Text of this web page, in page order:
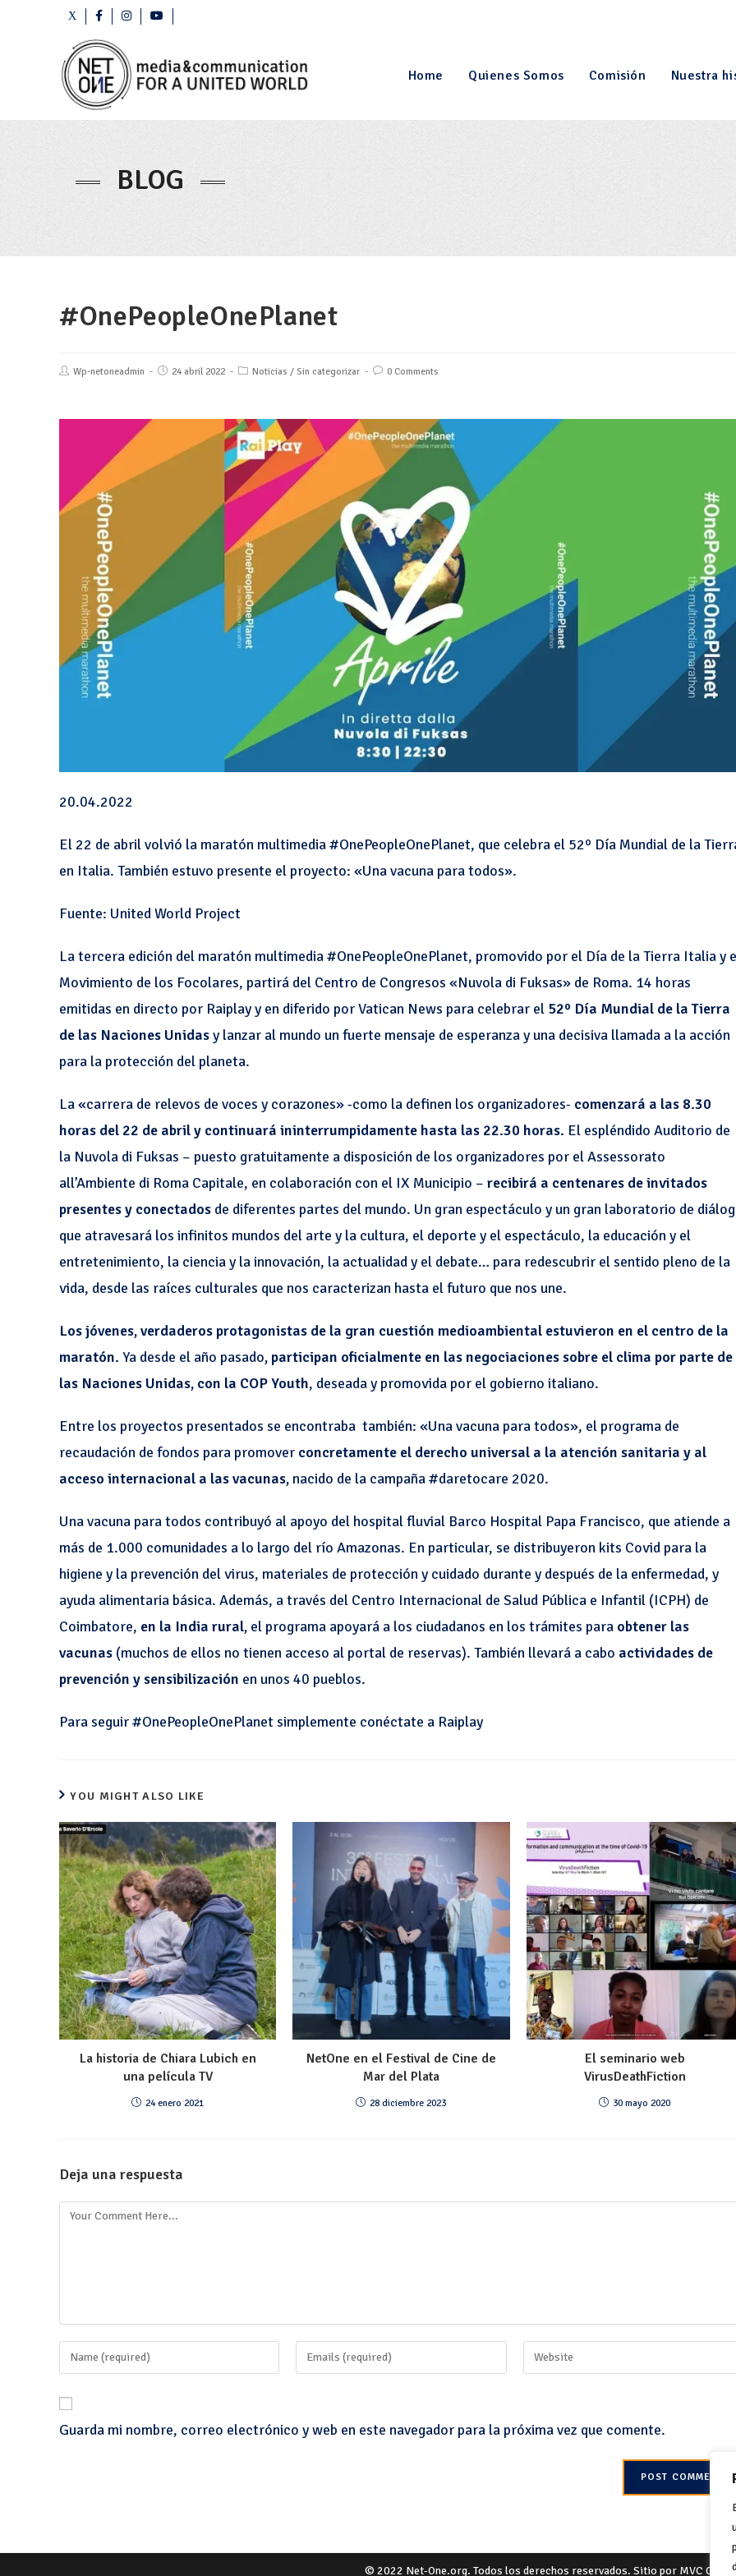
Home Quienes Somos Comisión Nuestra
BLOG
#OnePeopleOnePlanet
Wp-netoneadmin 24 abril 2022 Noticias / Sin categorizar 0 Comments
20.04.2022
El 22 de abril volvió la maratón multimedia #OnePeopleOnePlanet, que celebra el 52º Día Mundial de la
en Italia. También estuvo presente el proyecto: «Una vacuna para todos».
Fuente: United World Project
La tercera edición del maratón multimedia #OnePeopleOnePlanet, promovido por el Día de la Tierra Italia y
Movimiento de los Focolares, partirá del Centro de Congresos «Nuvola di Fuksas» de Roma. 14 horas
emitidas en directo por Raiplay y en diferido por Vatican News para celebrar el 52º Día Mundial de la Tierra
de las Naciones Unidasy lanzar al mundo un fuerte mensaje de esperanza y una decisiva llamada a la acción
para la protección del planeta.
La «carrera de relevos de voces y corazones» -como la definen los organizadores- comenzará a las 8.30
horas del 22 de abril y continuará ininterrumpidamente hasta las 22.30 horas. El espléndido Auditorio de
la Nuvola di Fuksas – puesto gratuitamente a disposición de los organizadores por el Assessorato
all’Ambiente di Roma Capitale, en colaboración con el IX Municipio – recibirá a centenares de invitados
presentes y conectados de diferentes partes del mundo. Un gran espectáculo y un gran laboratorio de
que atravesará los infinitos mundos del arte y la cultura, el deporte y el espectáculo, la educación y el
entretenimiento, la ciencia y la innovación, la actualidad y el debate… para redescubrir el sentido pleno de la
vida, desde las raíces culturales que nos caracterizan hasta el futuro que nos une.
Los jóvenes, verdaderos protagonistas de la gran cuestión medioambiental estuvieron en el centro de la
maratón. Ya desde el año pasado, participan oficialmente en las negociaciones sobre el clima por parte de
las Naciones Unidas, con la COP Youth, deseada y promovida por el gobierno italiano.
Entre los proyectos presentados se encontraba también: «Una vacuna para todos», el programa de
recaudación de fondos para promover concretamente el derecho universal a la atención sanitaria y al
acceso internacional a las vacunas, nacido de la campaña #daretocare 2020.
Una vacuna para todos contribuyó al apoyo del hospital fluvial Barco Hospital Papa Francisco, que atiende a
más de 1.000 comunidades a lo largo del río Amazonas. En particular, se distribuyeron kits Covid para la
higiene y la prevención del virus, materiales de protección y cuidado durante y después de la enfermedad, y
ayuda alimentaria básica. Además, a través del Centro Internacional de Salud Pública e Infantil (ICPH) de
Coimbatore, en la India rural, el programa apoyará a los ciudadanos en los trámites para obtener las
vacunas (muchos de ellos no tienen acceso al portal de reservas). También llevará a cabo actividades de
prevención y sensibilización en unos 40 pueblos.
Para seguir #OnePeopleOnePlanet simplemente conéctate a Raiplay
YOU MIGHT ALSO LIKE
La historia de Chiara Lubich en
una película TV
24 enero 2021
NetOne en el Festival de Cine de
Mar del Plata
28 diciembre 2023
El seminario web
VirusDeathFiction
30 mayo 2020
Deja una respuesta
Guarda mi nombre, correo electrónico y web en este navegador para la próxima vez que comente.
© 2022 Net-One.org. Todos los derechos reservados. Sitio por MVC Online